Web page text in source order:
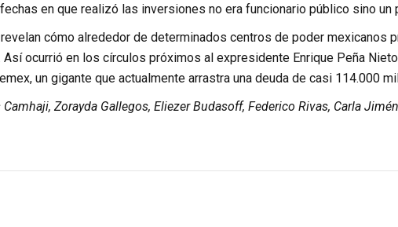
en que realizó las inversiones no era funcionario público sino
revelan cómo alrededor de determinados centros de poder mexicanos
. Así ocurrió en los círculos próximos al expresidente Enrique Peña
un gigante que actualmente arrastra una deuda de casi 114.000
Zorayda Gallegos, Eliezer Budasoff, Federico Rivas, Carla